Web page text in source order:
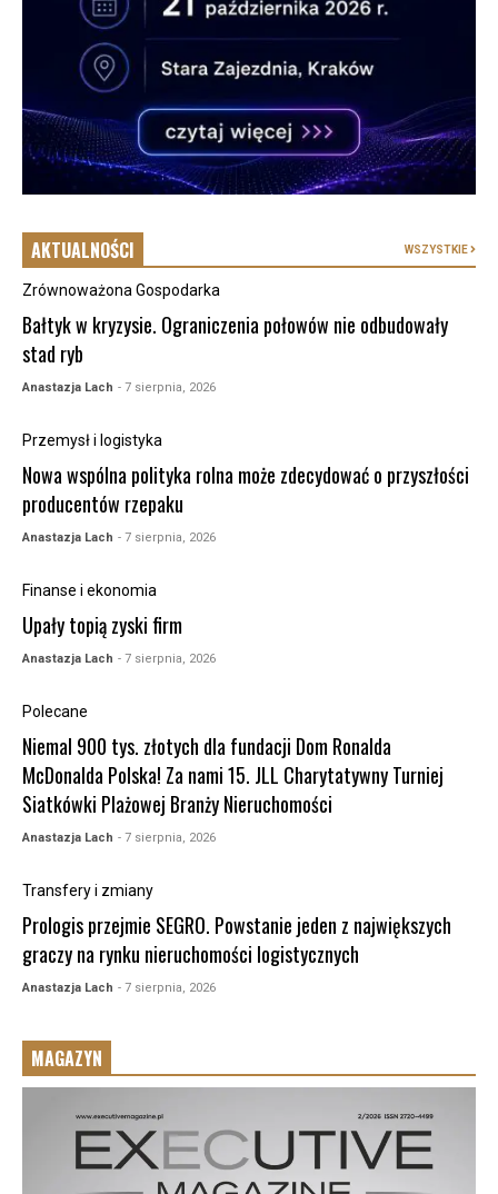
AKTUALNOŚCI WSZYSTKIE
Zrównoważona Gospodarka
Bałtyk w kryzysie. Ograniczenia połowów nie odbudowały
stad ryb
Anastazja Lach - 7 sierpnia, 2026
Przemysł i logistyka
Nowa wspólna polityka rolna może zdecydować o przyszłości
producentów rzepaku
Anastazja Lach - 7 sierpnia, 2026
Finanse i ekonomia
Upały topią zyski firm
Anastazja Lach - 7 sierpnia, 2026
Polecane
Niemal 900 tys. złotych dla fundacji Dom Ronalda
McDonalda Polska! Za nami 15. JLL Charytatywny Turniej
Siatkówki Plażowej Branży Nieruchomości
Anastazja Lach - 7 sierpnia, 2026
Transfery i zmiany
Prologis przejmie SEGRO. Powstanie jeden z największych
graczy na rynku nieruchomości logistycznych
Anastazja Lach - 7 sierpnia, 2026
MAGAZYN